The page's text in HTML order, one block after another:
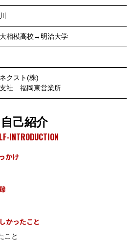
相模高校→明治大学
クスト(株)
社 福岡東営業所
自己紹介
INTRODUCTION
かけ
かったこと
こと